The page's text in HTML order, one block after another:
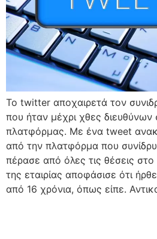
To twitter αποχαιρετά τον
που ήταν μέχρι χθες
πλατφόρμας. Με ένα tweet
από την πλατφόρμα που
πέρασε από όλες τις θέσεις στο
της εταιρίας αποφάσισε ότι
από 16 χρόνια, όπως είπε.